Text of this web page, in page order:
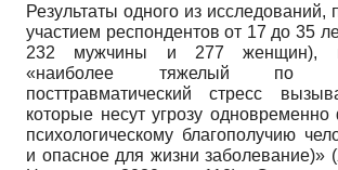
Результаты одного из исследований,
участием респондентов от 17 до 35
232 мужчины и 277 женщин),
«наиболее тяжелый по
посттравматический стресс
которые несут угрозу
психологическому благополучию
и опасное для жизни заболевание)»